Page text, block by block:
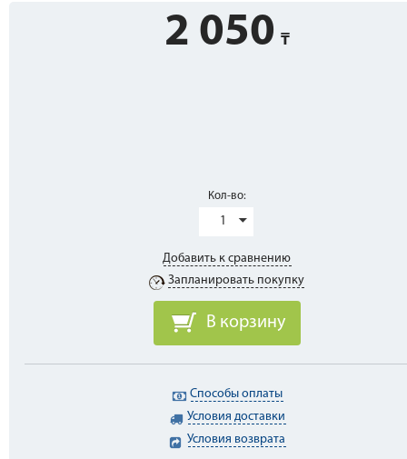
2 050
Кол-во:
1
Добавить к сравнению
Запланировать покупку
В корзину
Способы оплаты
Условия доставки
Условия возврата